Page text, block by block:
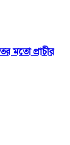
মতো প্রাচীর